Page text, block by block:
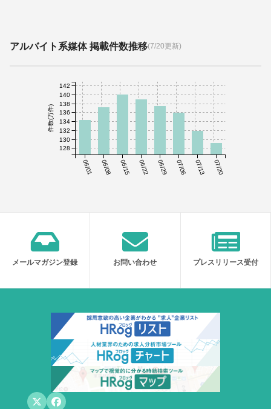
アルバイト系媒体 掲載件数推移(7/20更新)
06/01 06/08 06/15 06/22 06/29 07/06 07/13 07/20
件数(万件)
128
130
132
134
136
138
140
142
メールマガジン登録 お問い合わせ プレスリリース受付